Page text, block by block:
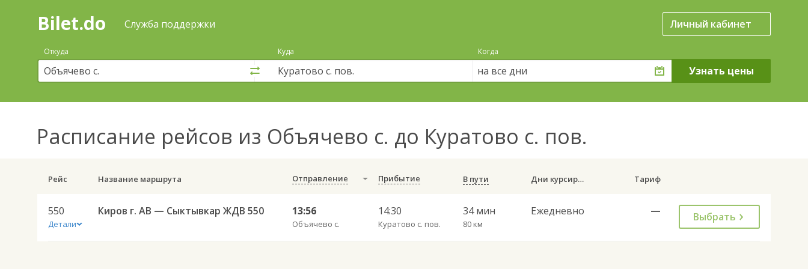
Поиск
покупка
билетов
автобус
онлайн
Bilet.do Служба поддержки Личный кабинет
Откуда Куда Когда
на все дни
Расписание рейсов из Объячево с. до Куратово с. пов.
Рейс Название маршрута Отправление Прибытие В пути Дни курсирования Тариф
550
Детали
Киров г. АВ — Сыктывкар ЖДВ 550 13:56
Объячево с.
14:30
Куратово с. пов.
34 мин
80 км
Ежедневно — Выбрать